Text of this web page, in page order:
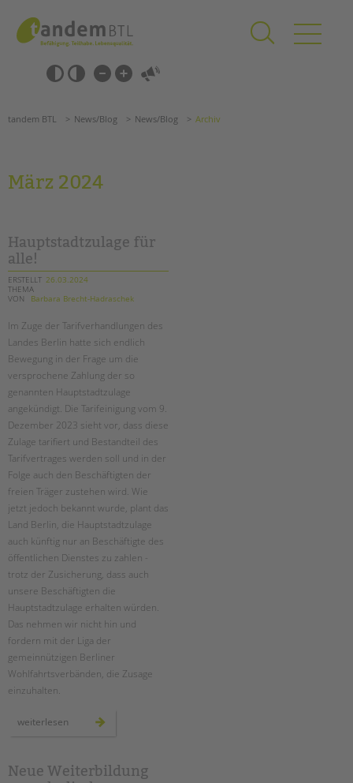
springen
Barrierefrei-
Einstellungen
überspringen
überspringen
Förderzentren
Kollegs
EFöB
Schulbezogene Sozialarbeit
HILFEN ZUR ERZIEHUNG
EINGLIEDERUNGSHILFE
BETREUTES WOHNEN
TANDEM BTL AKADEMIE
Zertfikatskurse
Seminarkalender
Seminarräume
STADTTEILARBEIT
PROFIL | LEITBILD
Bereiche im Überblick
Kinder- und Jugendschutz
Unsere Videos
Gesellschafter VdK
schoolcoach BTL
Stellenangebote
tandem BTL News/Blog News/Blog Archiv
März 2024
Hauptstadtzulage für
alle!
ERSTELLT 26.03.2024
THEMA
VON
Barbara Brecht-Hadraschek
Im Zuge der Tarifverhandlungen des
Landes Berlin hatte sich endlich
Bewegung in der Frage um die
versprochene Zahlung der so
genannten Hauptstadtzulage
angekündigt. Die Tarifeinigung vom 9.
Dezember 2023 sieht vor, dass diese
Zulage tarifiert und Bestandteil des
Tarifvertrages werden soll und in der
Folge auch den Beschäftigten der
freien Träger zustehen wird. Wie
jetzt jedoch bekannt wurde, plant das
Land Berlin, die Hauptstadtzulage
auch künftig nur an Beschäftigte des
öffentlichen Dienstes zu zahlen -
trotz der Zusicherung, dass auch
unsere Beschäftigten die
Hauptstadtzulage erhalten würden.
Das nehmen wir nicht hin und
fordern mit der Liga der
gemeinnützigen Berliner
Wohlfahrtsverbänden, die Zusage
einzuhalten.
weiterlesen hauptstadtzulage
Neue Weiterbildung